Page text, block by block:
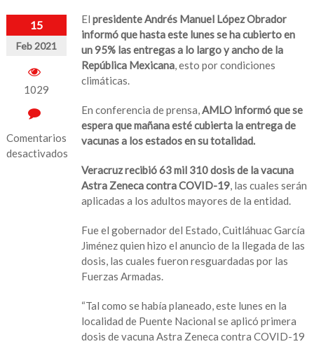
15
Feb 2021
1029
Comentarios
desactivados
Elpresidente Andrés Manuel López Obrador
informó que hasta este lunes se ha cubierto en
un 95% las entregas a lo largo y ancho de la
República Mexicana, esto por condiciones
climáticas.
En conferencia de prensa,AMLO informó que se
espera que mañana esté cubierta la entrega de
vacunas a los estados en su totalidad.
Veracruz recibió 63 mil 310 dosis de la vacuna
Astra Zeneca contra COVID-19, las cuales serán
aplicadas a los adultos mayores de la entidad.
Fue el gobernador del Estado, Cuitláhuac García
Jiménez quien hizo el anuncio de la llegada de las
dosis, las cuales fueron resguardadas por las
Fuerzas Armadas.
“Tal como se había planeado, este lunes en la
localidad de Puente Nacional se aplicó primera
dosis de vacuna Astra Zeneca contra COVID-19